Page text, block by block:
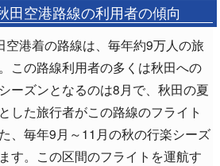
田空港路線の利用者の傾向
空港着の路線は、毎年約9万人の旅
この路線利用者の多くは秋田への
ーズンとなるのは8月で、秋田の夏
した旅行者がこの路線のフライト
、毎年9月～11月の秋の行楽シーズ
す。この区間のフライトを運航す